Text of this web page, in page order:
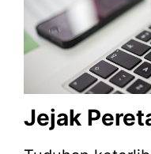
Jejak